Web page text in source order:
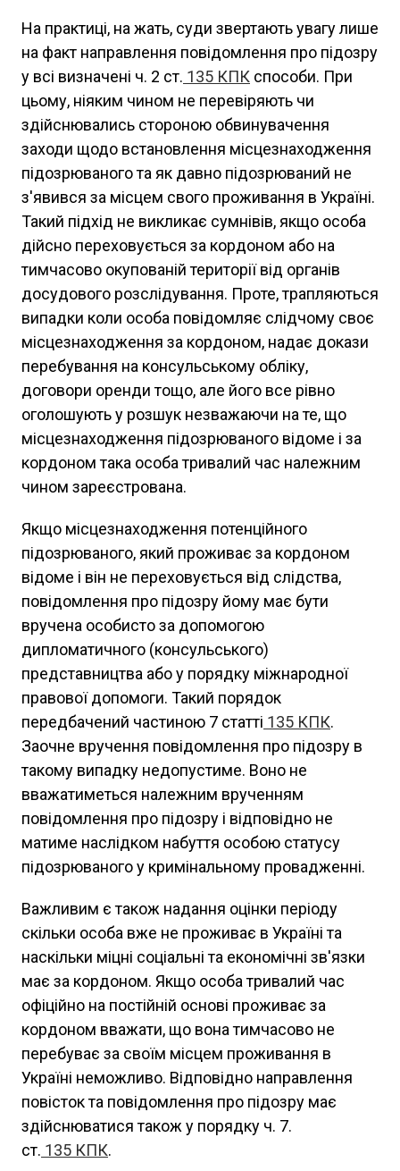
На практиці, на жать, суди звертають увагу лише
на факт направлення повідомлення про підозру
у всі визначені ч. 2 ст. 135 КПК способи. При
цьому, ніяким чином не перевіряють чи
здійснювались стороною обвинувачення
заходи щодо встановлення місцезнаходження
підозрюваного та як давно підозрюваний не
з'явився за місцем свого проживання в Україні.
Такий підхід не викликає сумнівів, якщо особа
дійсно переховується за кордоном або на
тимчасово окупованій території від органів
досудового розслідування. Проте, трапляються
випадки коли особа повідомляє слідчому своє
місцезнаходження за кордоном, надає докази
перебування на консульському обліку,
договори оренди тощо, але його все рівно
оголошують у розшук незважаючи на те, що
місцезнаходження підозрюваного відоме і за
кордоном така особа тривалий час належним
чином зареєстрована.
Якщо місцезнаходження потенційного
підозрюваного, який проживає за кордоном
відоме і він не переховується від слідства,
повідомлення про підозру йому має бути
вручена особисто за допомогою
дипломатичного (консульського)
представництва або у порядку міжнародної
правової допомоги. Такий порядок
передбачений частиною 7 статті 135 КПК.
Заочне вручення повідомлення про підозру в
такому випадку недопустиме. Воно не
вважатиметься належним врученням
повідомлення про підозру і відповідно не
матиме наслідком набуття особою статусу
підозрюваного у кримінальному провадженні.
Важливим є також надання оцінки періоду
скільки особа вже не проживає в Україні та
наскільки міцні соціальні та економічні зв'язки
має за кордоном. Якщо особа тривалий час
офіційно на постійній основі проживає за
кордоном вважати, що вона тимчасово не
перебуває за своїм місцем проживання в
Україні неможливо. Відповідно направлення
повісток та повідомлення про підозру має
здійснюватися також у порядку ч. 7.
ст. 135 КПК.